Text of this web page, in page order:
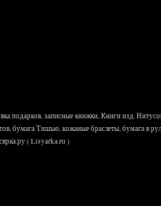
подарков, записные книжки, Книги изд.
бумага Тишью, кожаные браслеты, бумага в
( Lisyarka.ru )